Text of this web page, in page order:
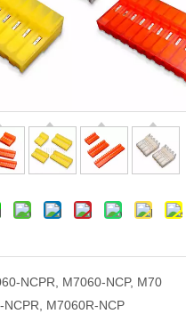
NCPR, M7060-NCP, M70
NCPR, M7060R-NCP